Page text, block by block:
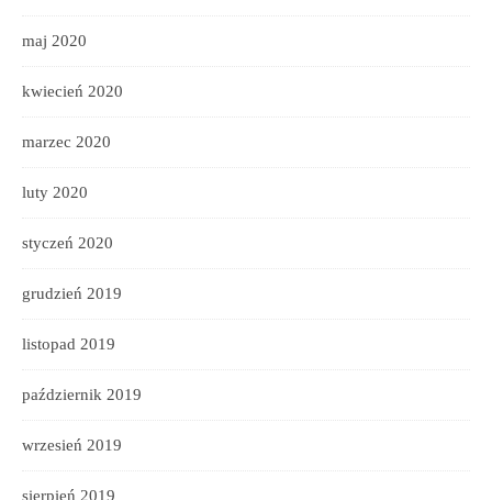
maj 2020
kwiecień 2020
marzec 2020
luty 2020
styczeń 2020
grudzień 2019
listopad 2019
październik 2019
wrzesień 2019
sierpień 2019